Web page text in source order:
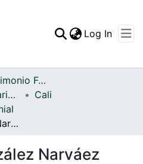
Statistics
Log In
Archivo del Patrimonio Fotográfico y Fílmico del Valle del Cauca
Fondo Fotográfico Diario Occidente
Cali
Humberto González Narváez
Narváez